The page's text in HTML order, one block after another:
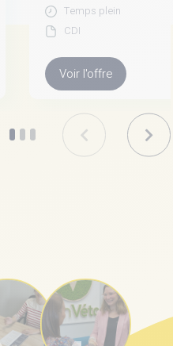
Temps plein
CDI
Voir l'offre